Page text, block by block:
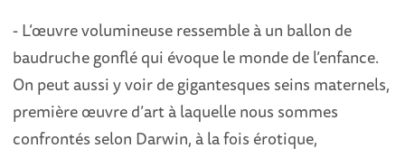
- L’œuvre volumineuse ressemble à un ballon de
baudruche gonflé qui évoque le monde de l’enfance.
On peut aussi y voir de gigantesques seins maternels,
première œuvre d’art à laquelle nous sommes
confrontés selon Darwin, à la fois érotique,